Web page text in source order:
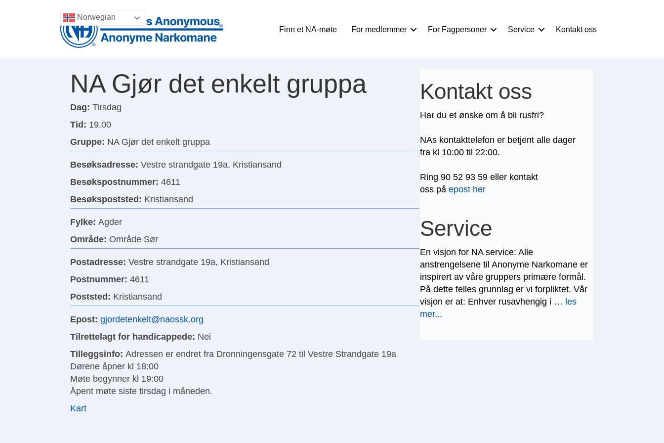
Norwegian
Finn et NA-møte
For medlemmer For Fagpersoner Service Kontakt oss
NA Gjør det enkelt gruppa
Dag: Tirsdag
Tid: 19.00
Gruppe: NA Gjør det enkelt gruppa
Besøksadresse: Vestre strandgate 19a, Kristiansand
Besøkspostnummer: 4611
Besøkspoststed: Kristiansand
Fylke: Agder
Område: Område Sør
Postadresse: Vestre strandgate 19a, Kristiansand
Postnummer: 4611
Poststed: Kristiansand
Epost: gjordetenkelt@naossk.org
Tilrettelagt for handicappede: Nei
Tilleggsinfo: Adressen er endret fra Dronningensgate 72 til Vestre Strandgate 19a
Dørene åpner kl 18:00
Møte begynner kl 19:00
Åpent møte siste tirsdag i måneden.
Kart
Kontakt oss
Har du et ønske om å bli rusfri?
NAs kontakttelefon er betjent alle dager
fra kl 10:00 til 22:00.
Ring 90 52 93 59 eller kontakt
oss på epost her
Service
En visjon for NA service: Alle
anstrengelsene til Anonyme Narkomane er
inspirert av våre gruppers primære formål.
På dette felles grunnlag er vi forpliktet. Vår
visjon er at: Enhver rusavhengig i … les
mer...